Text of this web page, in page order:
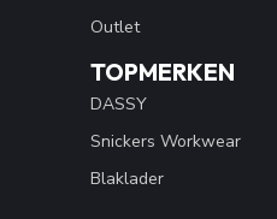
Outlet
TOPMERKEN
DASSY
Snickers Workwear
Blaklader